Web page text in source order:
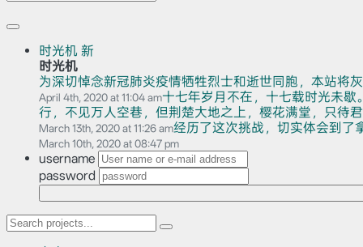
时光机 新
时光机
为深切悼念新冠肺炎疫情牺牲烈士和逝世同胞，本站将
April 4th, 2020 at 11:04 am十七年岁月不在，十七载时光未
行，不见万人空巷，但荆楚大地之上，樱花满堂，只待
March 13th, 2020 at 11:26 am经历了这次挑战，切实体会到了
March 10th, 2020 at 08:47 pm
username
password